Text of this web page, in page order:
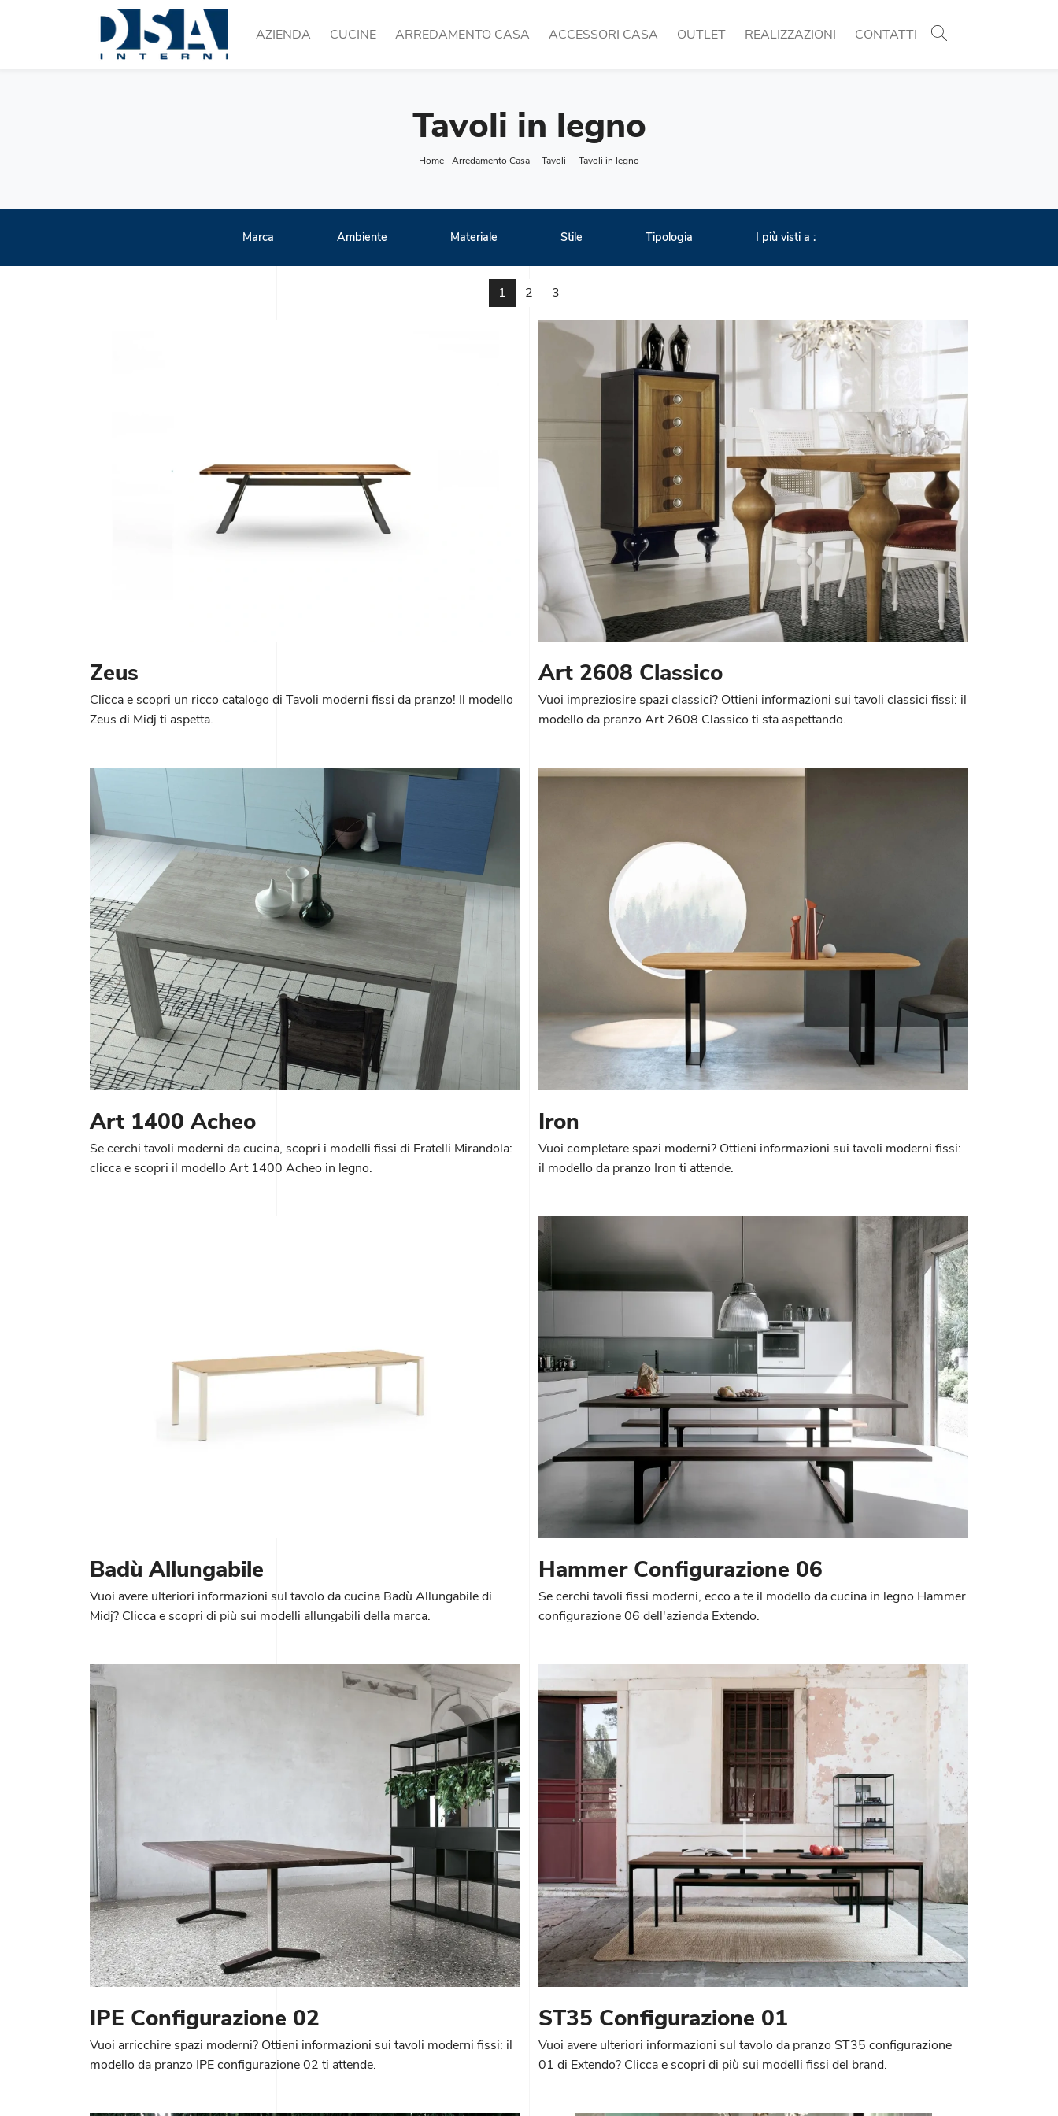
AZIENDA CUCINE ARREDAMENTO CASA ACCESSORI CASA OUTLET REALIZZAZIONI CONTATTI
Tavoli in legno
Home-Arredamento Casa - Tavoli - Tavoli in legno
Marca Ambiente Materiale Stile Tipologia I più visti a :
1 2 3
Zeus
Clicca e scopri un ricco catalogo di Tavoli moderni fissi da pranzo! Il modello
Zeus di Midj ti aspetta.
Art 2608 Classico
Vuoi impreziosire spazi classici? Ottieni informazioni sui tavoli classici fissi: il
modello da pranzo Art 2608 Classico ti sta aspettando.
Art 1400 Acheo
Se cerchi tavoli moderni da cucina, scopri i modelli fissi di Fratelli Mirandola:
clicca e scopri il modello Art 1400 Acheo in legno.
Iron
Vuoi completare spazi moderni? Ottieni informazioni sui tavoli moderni fissi:
il modello da pranzo Iron ti attende.
Badù Allungabile
Vuoi avere ulteriori informazioni sul tavolo da cucina Badù Allungabile di
Midj? Clicca e scopri di più sui modelli allungabili della marca.
Hammer Configurazione 06
Se cerchi tavoli fissi moderni, ecco a te il modello da cucina in legno Hammer
configurazione 06 dell'azienda Extendo.
IPE Configurazione 02
Vuoi arricchire spazi moderni? Ottieni informazioni sui tavoli moderni fissi: il
modello da pranzo IPE configurazione 02 ti attende.
ST35 Configurazione 01
Vuoi avere ulteriori informazioni sul tavolo da pranzo ST35 configurazione
01 di Extendo? Clicca e scopri di più sui modelli fissi del brand.